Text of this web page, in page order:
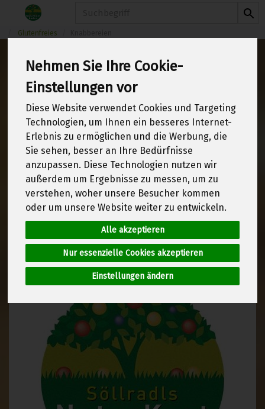
Nehmen Sie Ihre Cookie-
Einstellungen vor
Diese Website verwendet Cookies und Targeting
Technologien, um Ihnen ein besseres Internet-
Erlebnis zu ermöglichen und die Werbung, die
Sie sehen, besser an Ihre Bedürfnisse
anzupassen. Diese Technologien nutzen wir
außerdem um Ergebnisse zu messen, um zu
verstehen, woher unsere Besucher kommen
oder um unsere Website weiter zu entwickeln.
Alle akzeptieren
Nur essenzielle Cookies akzeptieren
Einstellungen ändern
Glutenfreies
Knabbereien
12
Hersteller